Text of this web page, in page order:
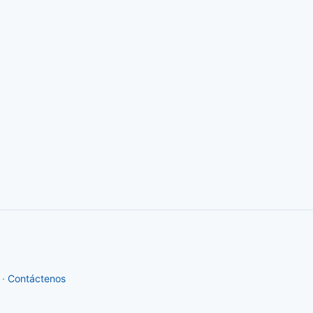
Contáctenos